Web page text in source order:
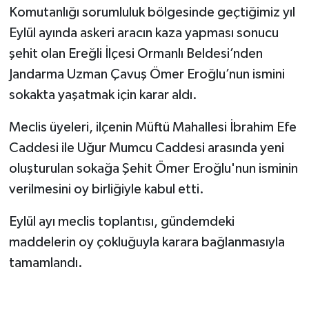
Komutanlığı sorumluluk bölgesinde geçtiğimiz yıl
Eylül ayında askeri aracın kaza yapması sonucu
şehit olan Ereğli İlçesi Ormanlı Beldesi’nden
Jandarma Uzman Çavuş Ömer Eroğlu’nun ismini
sokakta yaşatmak için karar aldı.
Meclis üyeleri, ilçenin Müftü Mahallesi İbrahim Efe
Caddesi ile Uğur Mumcu Caddesi arasında yeni
oluşturulan sokağa Şehit Ömer Eroğlu'nun isminin
verilmesini oy birliğiyle kabul etti.
Eylül ayı meclis toplantısı, gündemdeki
maddelerin oy çokluğuyla karara bağlanmasıyla
tamamlandı.